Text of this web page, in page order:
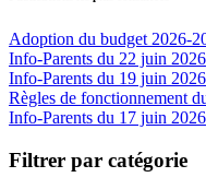
Adoption du budget 2026-
Info-Parents du 22 juin 2026
Info-Parents du 19 juin 2026
Règles de fonctionnement
Info-Parents du 17 juin 2026
Filtrer par catégorie